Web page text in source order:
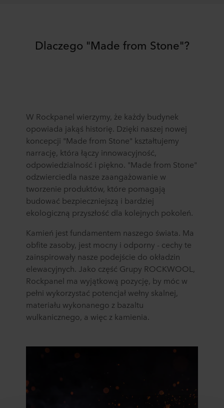
Dlaczego "Made from Stone"?
W Rockpanel wierzymy, że każdy budynek
opowiada jakąś historię. Dzięki naszej nowej
koncepcji "Made from Stone" kształtujemy
narrację, która łączy innowacyjność,
odpowiedzialność i piękno. "Made from Stone"
odzwierciedla nasze zaangażowanie w
tworzenie produktów, które pomagają
budować bezpieczniejszą i bardziej
ekologiczną przyszłość dla kolejnych pokoleń.
Kamień jest fundamentem naszego świata. Ma
obfite zasoby, jest mocny i odporny - cechy te
zainspirowały nasze podejście do okładzin
elewacyjnych. Jako część Grupy ROCKWOOL,
Rockpanel ma wyjątkową pozycję, by móc w
pełni wykorzystać potencjał wełny skalnej,
materiału wykonanego z bazaltu
wulkanicznego, a więc z kamienia.